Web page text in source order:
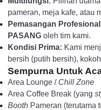
pameran, meja kafe, atau
Pemasangan
PASANG oleh tim kami.
Kondisi Prima: Kami
bersih (putih bersih),
Sempurna Untuk
Area Lounge / Chill Zone
Area Coffee Break (yang
Booth Pameran (terutama